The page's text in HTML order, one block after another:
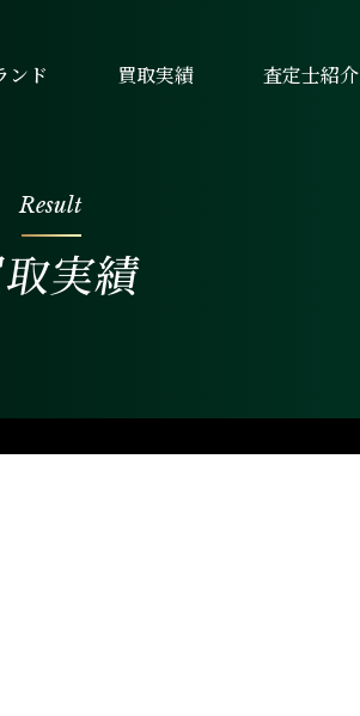
ンド 買取実績 査定士紹介
Result
取実績